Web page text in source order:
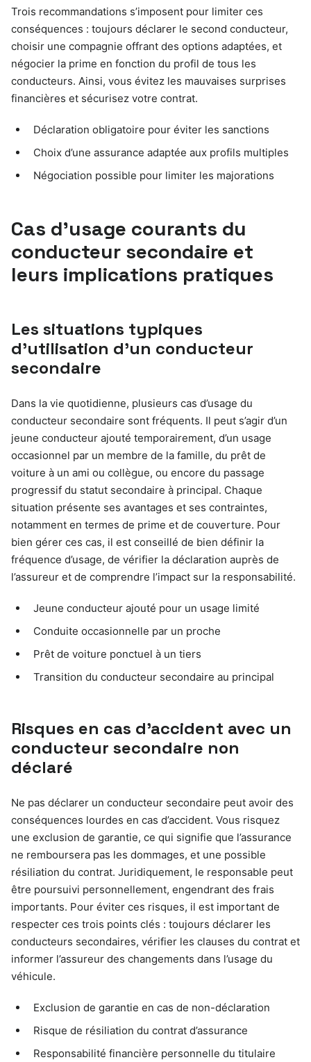
Trois recommandations s’imposent pour limiter ces
conséquences : toujours déclarer le second conducteur,
choisir une compagnie offrant des options adaptées, et
négocier la prime en fonction du profil de tous les
conducteurs. Ainsi, vous évitez les mauvaises surprises
financières et sécurisez votre contrat.
Déclaration obligatoire pour éviter les sanctions
Choix d’une assurance adaptée aux profils multiples
Négociation possible pour limiter les majorations
Cas d’usage courants du
conducteur secondaire et
leurs implications pratiques
Les situations typiques
d’utilisation d’un conducteur
secondaire
Dans la vie quotidienne, plusieurs cas d’usage du
conducteur secondaire sont fréquents. Il peut s’agir d’un
jeune conducteur ajouté temporairement, d’un usage
occasionnel par un membre de la famille, du prêt de
voiture à un ami ou collègue, ou encore du passage
progressif du statut secondaire à principal. Chaque
situation présente ses avantages et ses contraintes,
notamment en termes de prime et de couverture. Pour
bien gérer ces cas, il est conseillé de bien définir la
fréquence d’usage, de vérifier la déclaration auprès de
l’assureur et de comprendre l’impact sur la responsabilité.
Jeune conducteur ajouté pour un usage limité
Conduite occasionnelle par un proche
Prêt de voiture ponctuel à un tiers
Transition du conducteur secondaire au principal
Risques en cas d’accident avec un
conducteur secondaire non
déclaré
Ne pas déclarer un conducteur secondaire peut avoir des
conséquences lourdes en cas d’accident. Vous risquez
une exclusion de garantie, ce qui signifie que l’assurance
ne remboursera pas les dommages, et une possible
résiliation du contrat. Juridiquement, le responsable peut
être poursuivi personnellement, engendrant des frais
importants. Pour éviter ces risques, il est important de
respecter ces trois points clés : toujours déclarer les
conducteurs secondaires, vérifier les clauses du contrat et
informer l’assureur des changements dans l’usage du
véhicule.
Exclusion de garantie en cas de non-déclaration
Risque de résiliation du contrat d’assurance
Responsabilité financière personnelle du titulaire